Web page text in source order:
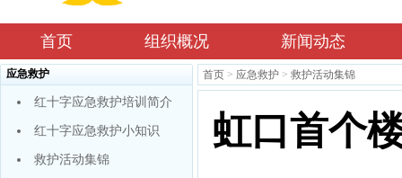
首页 组织概况 新闻动态
应急救护
红十字应急救护培训简介
红十字应急救护小知识
救护活动集锦
首页 > 应急救护 > 救护活动集锦
虹口首个